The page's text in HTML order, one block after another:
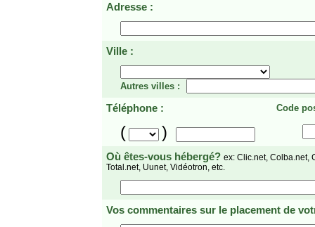
Adresse :
Ville :
Autres villes :
Téléphone : Code
( )
Où êtes-vous hébergé? ex: Clic.net, Colba.net,
Total.net, Uunet, Vidéotron, etc.
Vos commentaires sur le placement de